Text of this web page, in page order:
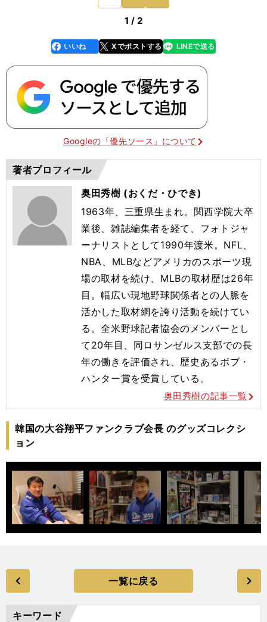
1 / 2
faceboo
k
いいね Xでポストする
line LINEで送る
Googleの「優先ソース」について
著者プロフィール
奥田秀樹 (おくだ・ひでき)
1963年、三重県生まれ。関西学院大卒
業後、雑誌編集者を経て、フォトジャ
ーナリストとして1990年渡米。NFL、
NBA、MLBなどアメリカのスポーツ現
場の取材を続け、MLBの取材歴は26年
目。幅広い現地野球関係者との人脈を
活かした取材網を誇り活動を続けてい
る。全米野球記者協会のメンバーとし
て20年目、同ロサンゼルス支部での長
年の働きを評価され、歴史あるボブ・
ハンター賞を受賞している。
奥田秀樹の記事一覧
韓国の大谷翔平ファンクラブ会長 のグッズコレクシ
ョン
一覧に戻る
キーワード